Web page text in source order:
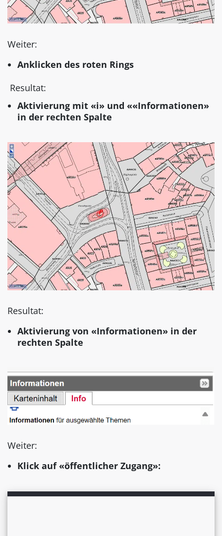
Weiter:
Anklicken des roten Rings
Resultat:
Aktivierung mit «i» und ««Informationen»
in der rechten Spalte
Resultat:
Aktivierung von «Informationen» in der
rechten Spalte
Weiter:
Klick auf «öffentlicher Zugang»: